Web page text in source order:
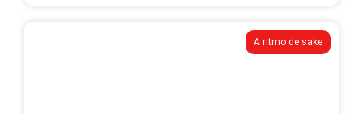
A ritmo de sake